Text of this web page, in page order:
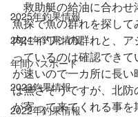
2025年釣果情報
2024年釣果情報
年間パスポート
2023釣果情報
2022年釣果情報
救助艇の給油に合わせ
魚探で魚の群れを探して
内にイワシの群れと、ア
っているのは確認できて
が速いので一カ所に長い
は無さそうですが、北防
が寄って来てくれる事を